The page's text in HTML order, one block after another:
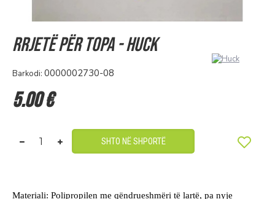
Rrjetë për topa - Huck
Barkodi: 0000002730-08
5.00 €
SHTO NË SHPORTË
Materiali: Polipropilen me qëndrueshmëri të lartë, pa nyje